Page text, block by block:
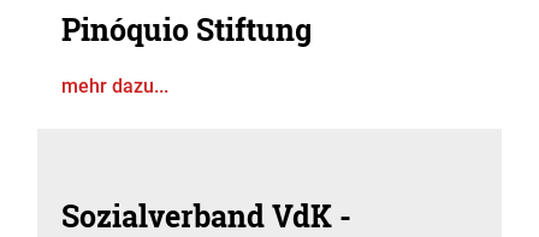
Pinóquio Stiftung
mehr dazu...
Sozialverband VdK -